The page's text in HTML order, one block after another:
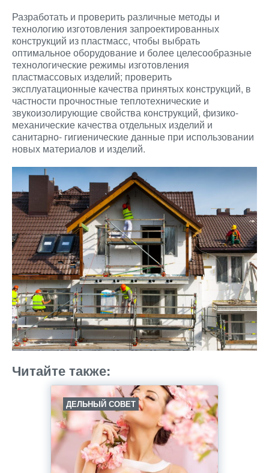
Разработать и проверить различные методы и
технологию изготовления запроектированных
конструкций из пластмасс, чтобы выбрать
оптимальное оборудование и более целесообразные
технологические режимы изготовления
пластмассовых изделий; проверить
эксплуатационные качества принятых конструкций, в
частности прочностные теплотехнические и
звукоизолирующие свойства конструкций, физико-
механические качества отдельных изделий и
санитарно- гигиенические данные при использовании
новых материалов и изделий.
Читайте также:
ДЕЛЬНЫЙ СОВЕТ